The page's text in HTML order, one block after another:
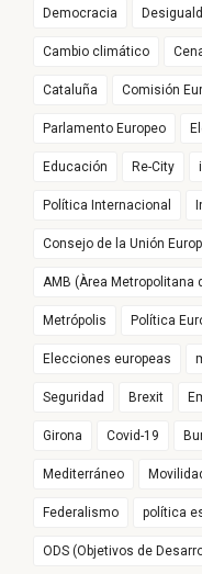
Democracia
Cambio climático
Cataluña Comisión
Parlamento Europeo
Educación Re-City
Política Internacional
Consejo de la Unión
AMB (Àrea Metropolitana
Metrópolis Política
Elecciones europeas
Seguridad Brexit
Girona Covid-19
Mediterráneo
Federalismo política
ODS (Objetivos de